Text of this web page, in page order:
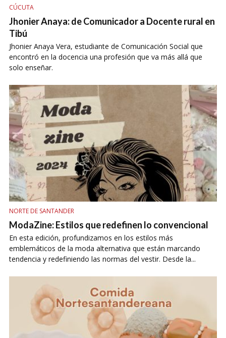
CÚCUTA
Jhonier Anaya: de Comunicador a Docente rural en
Tibú
Jhonier Anaya Vera, estudiante de Comunicación Social que
encontró en la docencia una profesión que va más allá que
solo enseñar.
NORTE DE SANTANDER
ModaZine: Estilos que redefinen lo convencional
En esta edición, profundizamos en los estilos más
emblemáticos de la moda alternativa que están marcando
tendencia y redefiniendo las normas del vestir. Desde la...